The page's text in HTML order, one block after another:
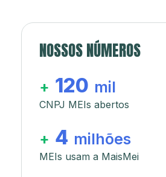
NOSSOS NÚMEROS
+ 120 mil
CNPJ MEIs abertos
+ 4 milhões
MEIs usam a MaisMei